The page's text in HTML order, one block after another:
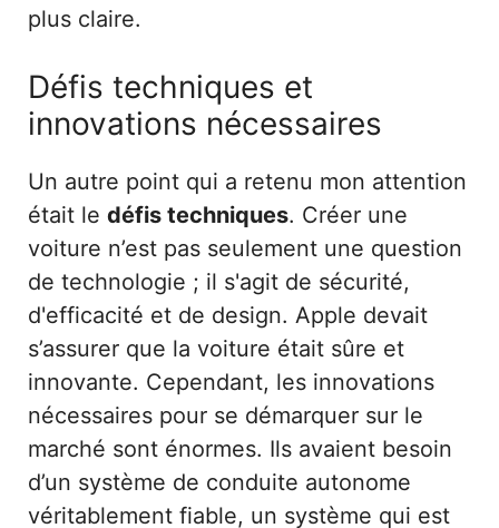
plus claire.
Défis techniques et
innovations nécessaires
Un autre point qui a retenu mon attention
était le défis techniques. Créer une
voiture n’est pas seulement une question
de technologie ; il s'agit de sécurité,
d'efficacité et de design. Apple devait
s’assurer que la voiture était sûre et
innovante. Cependant, les innovations
nécessaires pour se démarquer sur le
marché sont énormes. Ils avaient besoin
d’un système de conduite autonome
véritablement fiable, un système qui est